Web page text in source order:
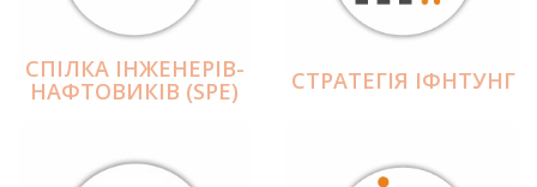
СПІЛКА ІНЖЕНЕРІВ-
НАФТОВИКІВ (SPE) СТРАТЕГІЯ ІФНТУНГ